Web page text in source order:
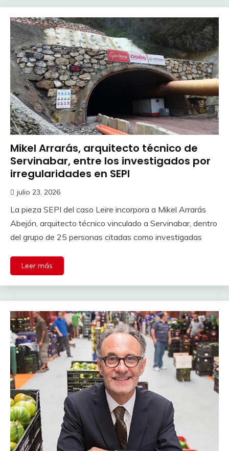
Mikel Arrarás, arquitecto técnico de
Servinabar, entre los investigados por
irregularidades en SEPI
julio 23, 2026
La pieza SEPI del caso Leire incorpora a Mikel Arrarás
Abejón, arquitecto técnico vinculado a Servinabar, dentro
del grupo de 25 personas citadas como investigadas
Leer más